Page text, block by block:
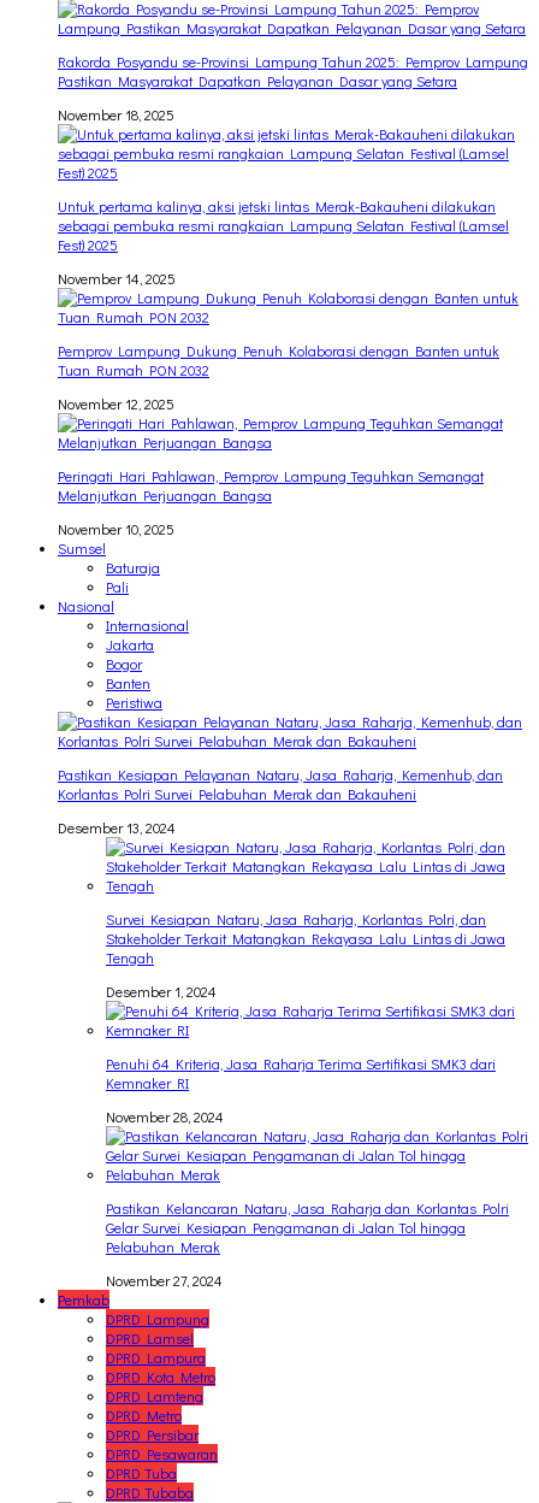
Rakorda Posyandu se-Provinsi Lampung Tahun 2025: Pemprov Lampung
Pastikan Masyarakat Dapatkan Pelayanan Dasar yang Setara
November 18, 2025
Untuk pertama kalinya, aksi jetski lintas Merak-Bakauheni dilakukan
sebagai pembuka resmi rangkaian Lampung Selatan Festival (Lamsel
Fest) 2025
November 14, 2025
Pemprov Lampung Dukung Penuh Kolaborasi dengan Banten untuk
Tuan Rumah PON 2032
November 12, 2025
Peringati Hari Pahlawan, Pemprov Lampung Teguhkan Semangat
Melanjutkan Perjuangan Bangsa
November 10, 2025
Sumsel
Baturaja
Pali
Nasional
Internasional
Jakarta
Bogor
Banten
Peristiwa
Pastikan Kesiapan Pelayanan Nataru, Jasa Raharja, Kemenhub, dan
Korlantas Polri Survei Pelabuhan Merak dan Bakauheni
Desember 13, 2024
Survei Kesiapan Nataru, Jasa Raharja, Korlantas Polri, dan
Stakeholder Terkait Matangkan Rekayasa Lalu Lintas di Jawa
Tengah
Desember 1, 2024
Penuhi 64 Kriteria, Jasa Raharja Terima Sertifikasi SMK3 dari
Kemnaker RI
November 28, 2024
Pastikan Kelancaran Nataru, Jasa Raharja dan Korlantas Polri
Gelar Survei Kesiapan Pengamanan di Jalan Tol hingga
Pelabuhan Merak
November 27, 2024
Pemkab
DPRD Lampung
DPRD Lamsel
DPRD Lampura
DPRD Kota Metro
DPRD Lamteng
DPRD Metro
DPRD Persibar
DPRD Pesawaran
DPRD Tuba
DPRD Tubaba